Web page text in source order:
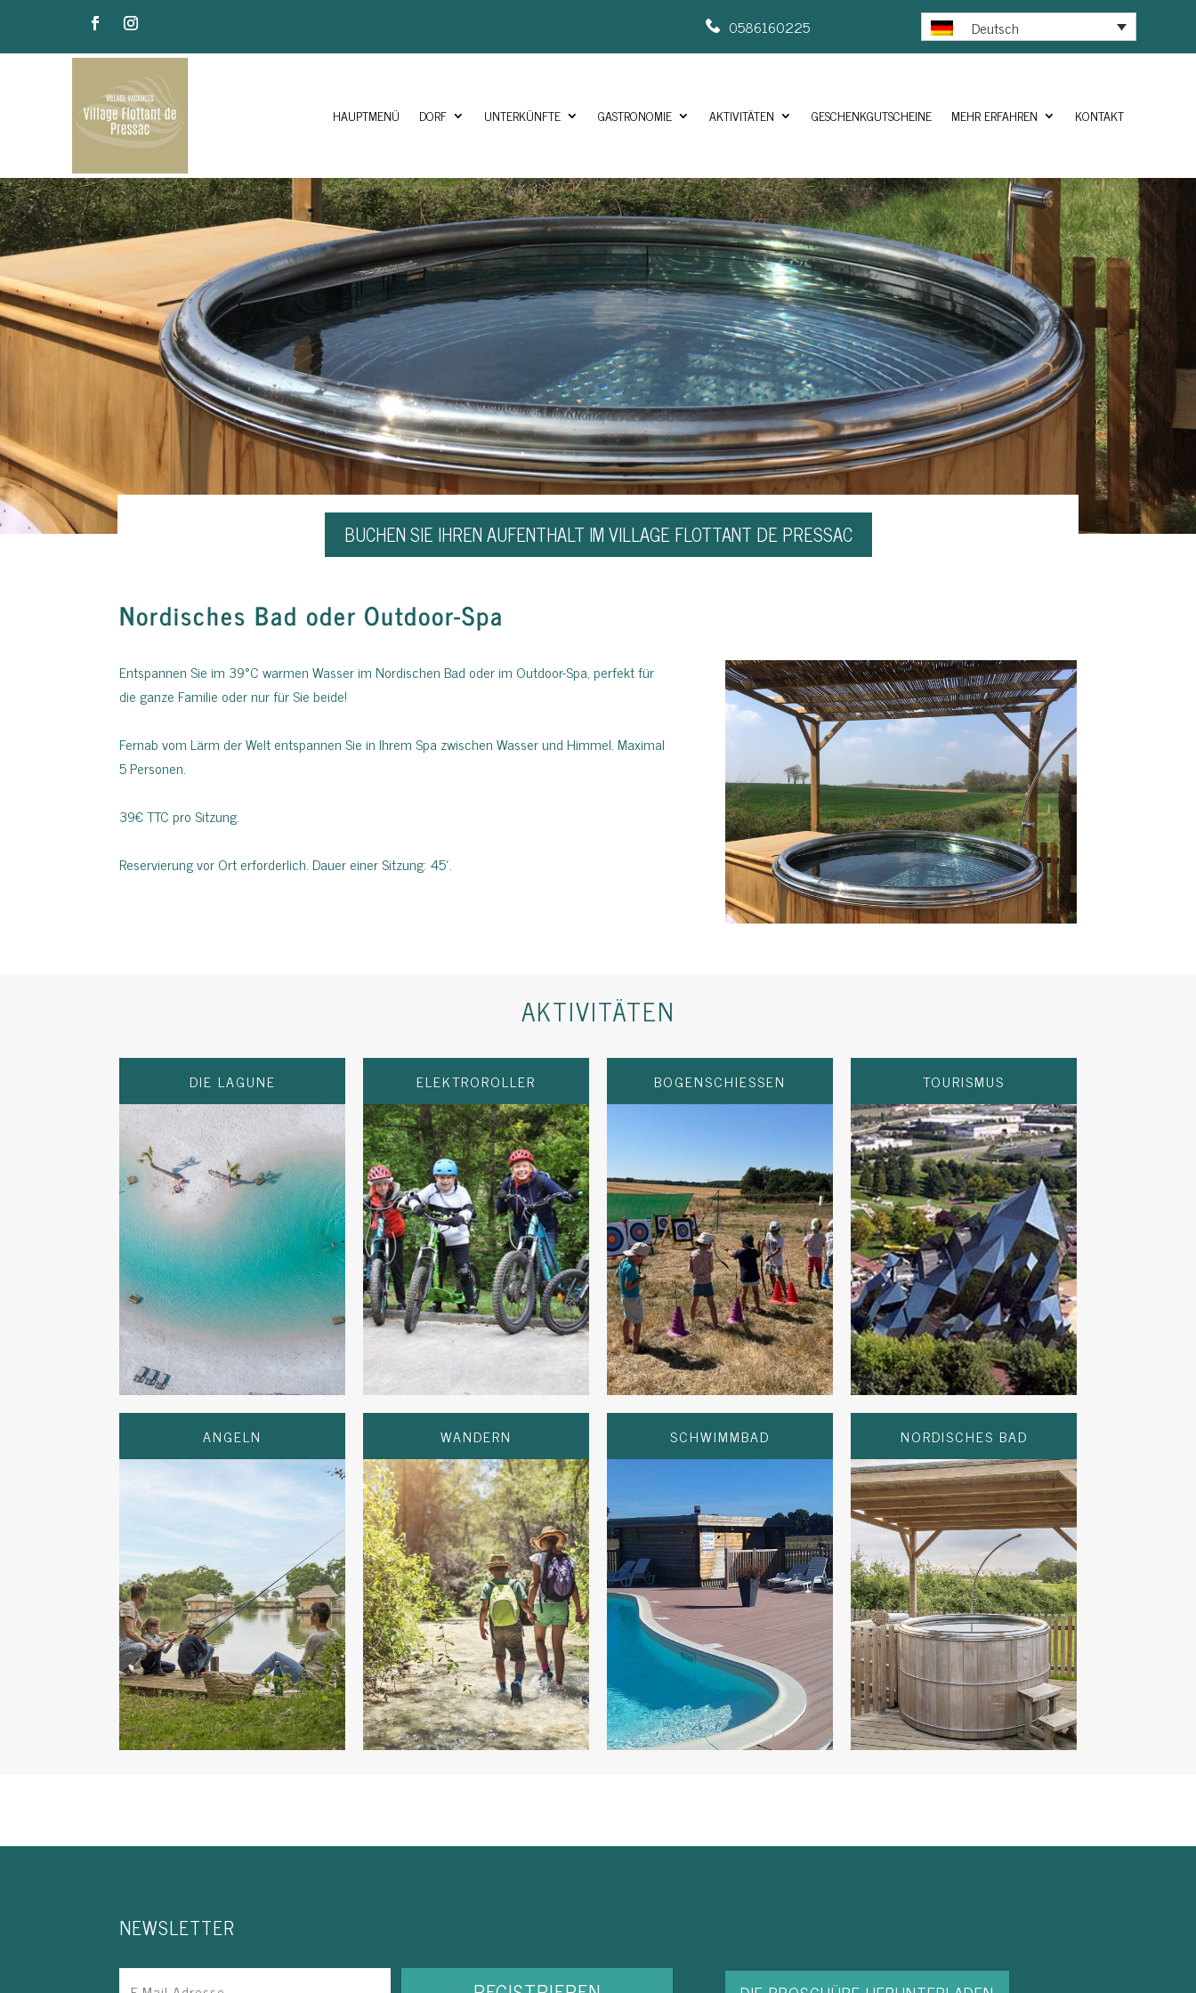
0586160225 Deutsch
HAUPTMENÜ DORF UNTERKÜNFTE GASTRONOMIE AKTIVITÄTEN GESCHENKGUTSCHEINE MEHR ERFAHREN KONTAKT
BUCHEN SIE IHREN AUFENTHALT IM VILLAGE FLOTTANT DE PRESSAC
Nordisches Bad oder Outdoor-Spa
Entspannen Sie im 39°C warmen Wasser im Nordischen Bad oder im Outdoor-Spa, perfekt für
die ganze Familie oder nur für Sie beide!
Fernab vom Lärm der Welt entspannen Sie in Ihrem Spa zwischen Wasser und Himmel. Maximal
5 Personen.
39€ TTC pro Sitzung.
Reservierung vor Ort erforderlich. Dauer einer Sitzung: 45′.
AKTIVITÄTEN
DIE LAGUNE ELEKTROROLLER BOGENSCHIESSEN TOURISMUS
ANGELN WANDERN SCHWIMMBAD NORDISCHES BAD
NEWSLETTER